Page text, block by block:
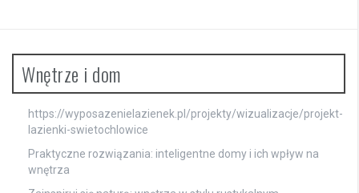
Wnętrze i dom
https://wyposazenielazienek.pl/projekty/wizualizacje/projekt-
lazienki-swietochlowice
Praktyczne rozwiązania: inteligentne domy i ich wpływ na
wnętrza